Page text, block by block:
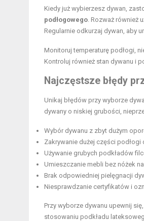
Kiedy już wybierzesz dywan,
podłogowego. Rozważ również
Regularnie odkurzaj dywan, aby
Monitoruj temperaturę podłogi,
Kontroluj również stan dywanu i
Najczęstsze błędy
Unikaj błędów przy wyborze
dywany o niskiej grubości,
Wybór dywanu z zbyt dużym
Zakrywanie dużej części podłogi
Używanie grubych podkładów
Umieszczanie mebli bez nóżek
Brak odpowiedniej pielęgnacji
Niesprawdzanie certyfikatów i
Przy wyborze dywanu upewnij
stosowaniu podkładu